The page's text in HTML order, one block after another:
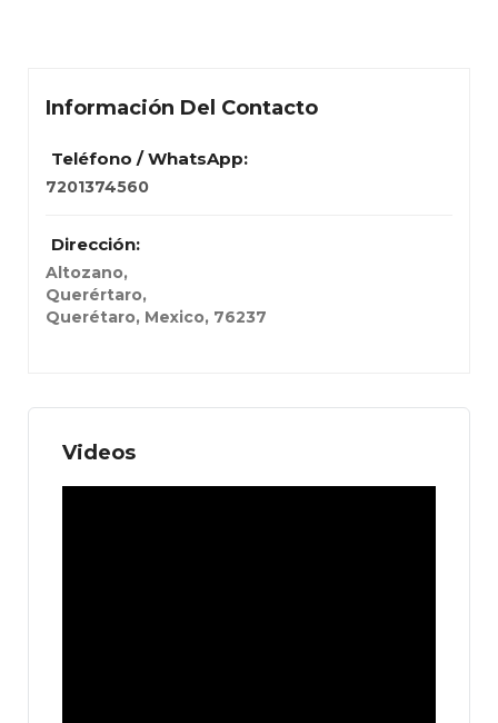
Información Del Contacto
Teléfono / WhatsApp:
7201374560
Dirección:
Altozano,
Querértaro,
Querétaro, Mexico, 76237
Videos